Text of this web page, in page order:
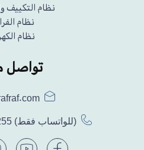
نظام التكييف
نظام
نظام
تواصل
(للواتساب فقط)